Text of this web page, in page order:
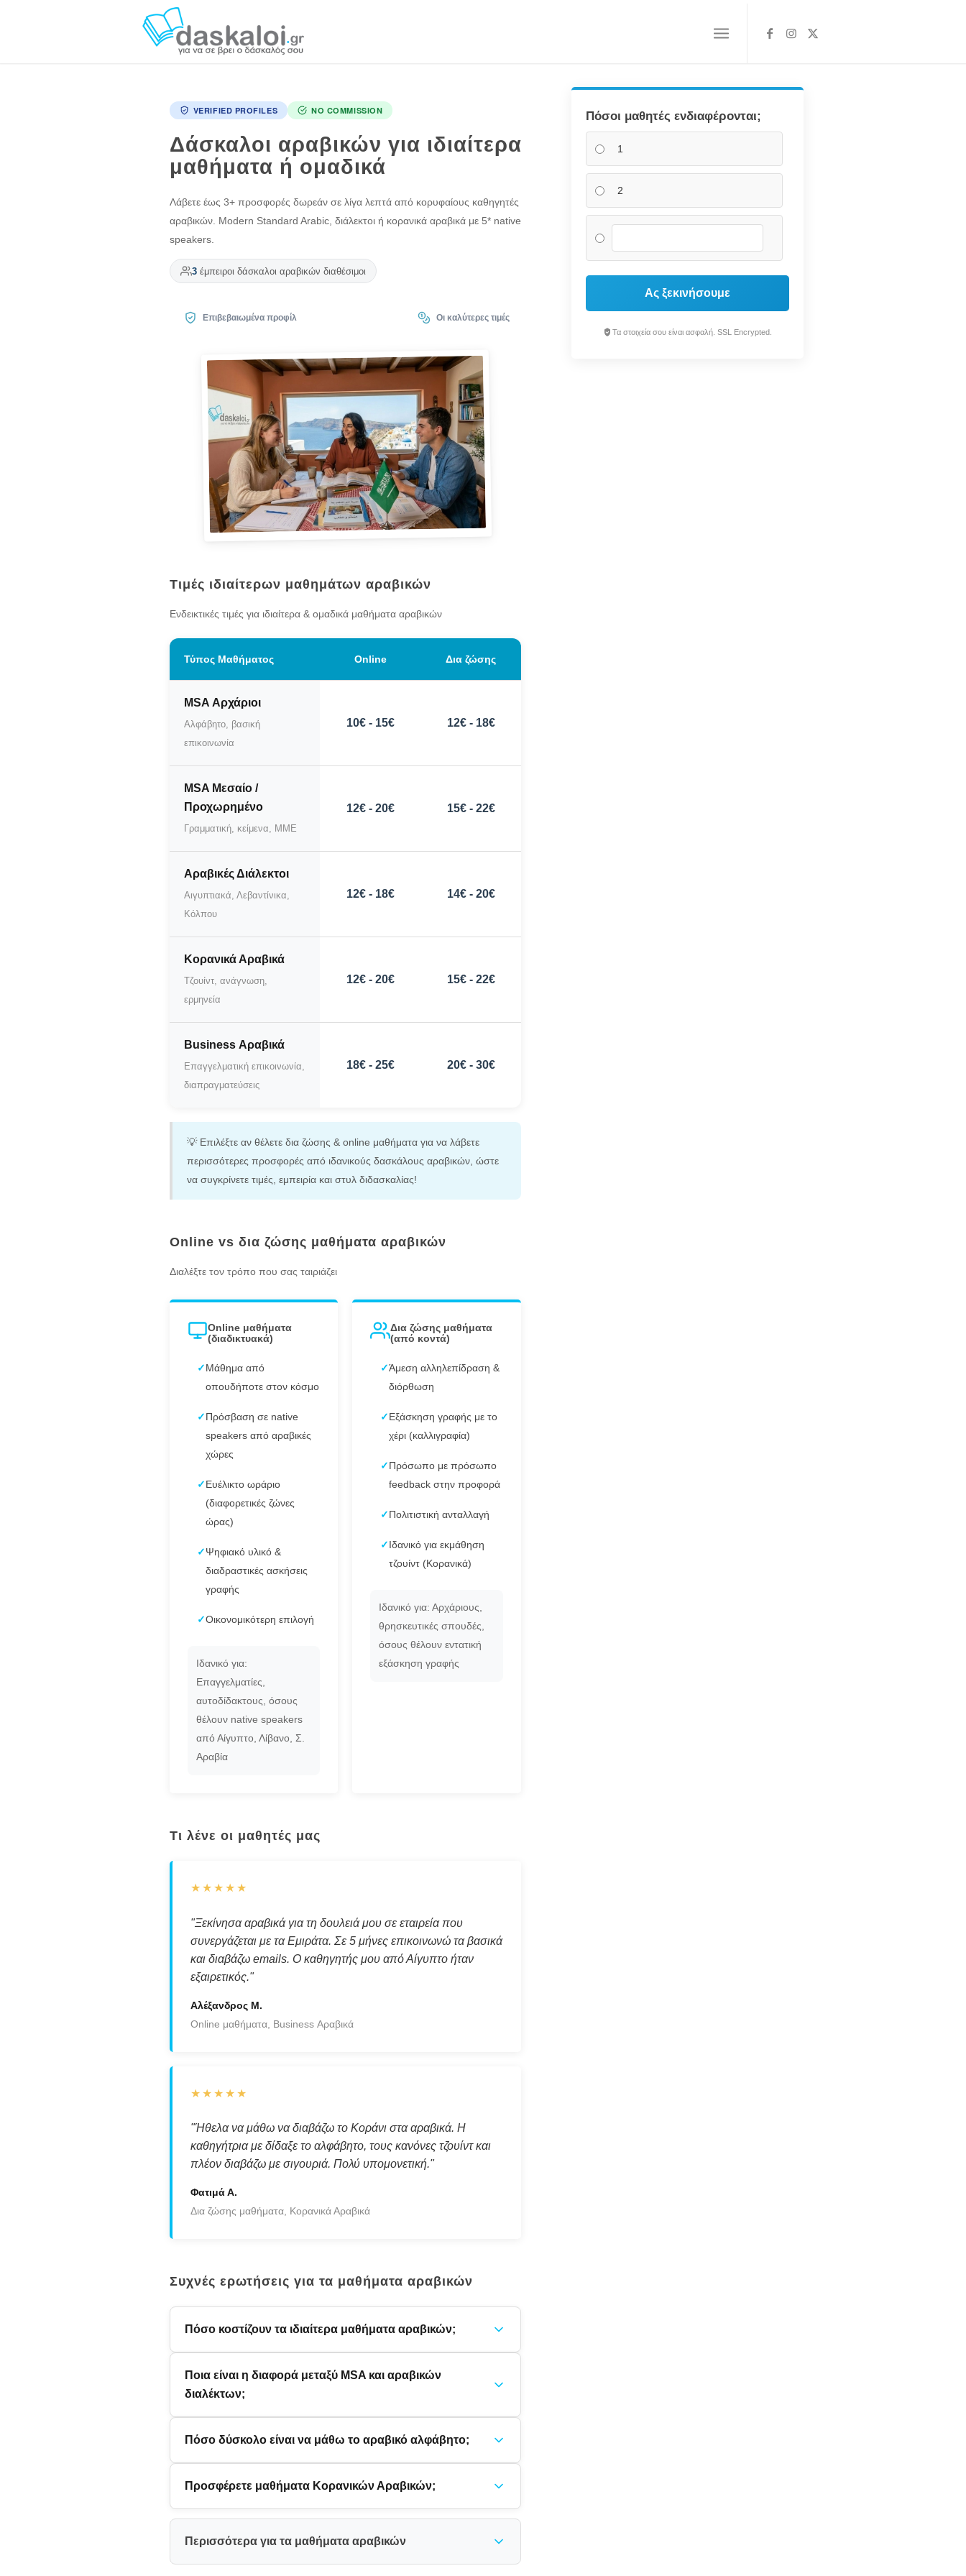
VERIFIED PROFILES NO COMMISSION
Δάσκαλοι αραβικών για ιδιαίτερα
μαθήματα ή ομαδικά
Λάβετε έως 3+ προσφορές δωρεάν σε λίγα λεπτά από κορυφαίους καθηγητές
αραβικών. Modern Standard Arabic, διάλεκτοι ή κορανικά αραβικά με 5* native
speakers.
3έμπειροι δάσκαλοι αραβικών διαθέσιμοι
Επιβεβαιωμένα προφίλ Οι καλύτερες τιμές
Πόσοι μαθητές ενδιαφέρονται;
1
2
Ας ξεκινήσουμε
Τα στοιχεία σου είναι ασφαλή. SSL Encrypted.
Τιμές ιδιαίτερων μαθημάτων αραβικών
Ενδεικτικές τιμές για ιδιαίτερα & ομαδικά μαθήματα αραβικών
Τύπος Μαθήματος Online Δια ζώσης
MSA Αρχάριοι
Αλφάβητο, βασική
επικοινωνία
10€ - 15€ 12€ - 18€
MSA Μεσαίο /
Προχωρημένο
Γραμματική, κείμενα, ΜΜΕ
12€ - 20€ 15€ - 22€
Αραβικές Διάλεκτοι
Αιγυπτιακά, Λεβαντίνικα,
Κόλπου
12€ - 18€ 14€ - 20€
Κορανικά Αραβικά
Τζουίντ, ανάγνωση,
ερμηνεία
12€ - 20€ 15€ - 22€
Business Αραβικά
Επαγγελματική επικοινωνία,
διαπραγματεύσεις
18€ - 25€ 20€ - 30€
💡 Επιλέξτε αν θέλετε δια ζώσης & online μαθήματα για να λάβετε
περισσότερες προσφορές από ιδανικούς δασκάλους αραβικών, ώστε
να συγκρίνετε τιμές, εμπειρία και στυλ διδασκαλίας!
Online vs δια ζώσης μαθήματα αραβικών
Διαλέξτε τον τρόπο που σας ταιριάζει
Online μαθήματα
(διαδικτυακά)
✓ Μάθημα από
οπουδήποτε στον κόσμο
✓ Πρόσβαση σε native
speakers από αραβικές
χώρες
✓ Ευέλικτο ωράριο
(διαφορετικές ζώνες
ώρας)
✓ Ψηφιακό υλικό &
διαδραστικές ασκήσεις
γραφής
✓Οικονομικότερη επιλογή
Ιδανικό για:
Επαγγελματίες,
αυτοδίδακτους, όσους
θέλουν native speakers
από Αίγυπτο, Λίβανο, Σ.
Αραβία
Δια ζώσης μαθήματα
(από κοντά)
✓Άμεση αλληλεπίδραση &
διόρθωση
✓ Εξάσκηση γραφής με το
χέρι (καλλιγραφία)
✓ Πρόσωπο με πρόσωπο
feedback στην προφορά
✓ Πολιτιστική ανταλλαγή
✓ Ιδανικό για εκμάθηση
τζουίντ (Κορανικά)
Ιδανικό για: Αρχάριους,
θρησκευτικές σπουδές,
όσους θέλουν εντατική
εξάσκηση γραφής
Τι λένε οι μαθητές μας
★★★★★
"Ξεκίνησα αραβικά για τη δουλειά μου σε εταιρεία που
συνεργάζεται με τα Εμιράτα. Σε 5 μήνες επικοινωνώ τα βασικά
και διαβάζω emails. Ο καθηγητής μου από Αίγυπτο ήταν
εξαιρετικός."
Αλέξανδρος Μ.
Online μαθήματα, Business Αραβικά
★★★★★
"Ήθελα να μάθω να διαβάζω το Κοράνι στα αραβικά. Η
καθηγήτρια με δίδαξε το αλφάβητο, τους κανόνες τζουίντ και
πλέον διαβάζω με σιγουριά. Πολύ υπομονετική."
Φατιμά Α.
Δια ζώσης μαθήματα, Κορανικά Αραβικά
Συχνές ερωτήσεις για τα μαθήματα αραβικών
Πόσο κοστίζουν τα ιδιαίτερα μαθήματα αραβικών;
Ποια είναι η διαφορά μεταξύ MSA και αραβικών
διαλέκτων;
Πόσο δύσκολο είναι να μάθω το αραβικό αλφάβητο;
Προσφέρετε μαθήματα Κορανικών Αραβικών;
Περισσότερα για τα μαθήματα αραβικών